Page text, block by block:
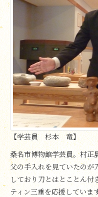
【学芸員 杉本 竜】
桑名市博物館学芸員。村正
父の手入れを見ていたのが
しており刀とはとことん付
ティン三重を応援していま